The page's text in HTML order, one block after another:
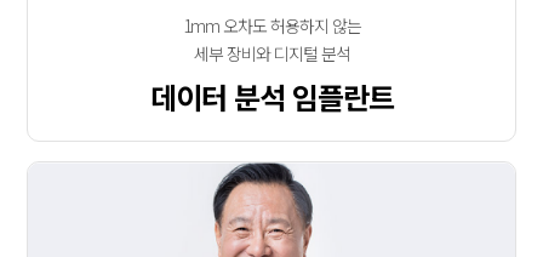
1mm 오차도 허용하지 않는
세부 장비와 디지털 분석
데이터 분석 임플란트